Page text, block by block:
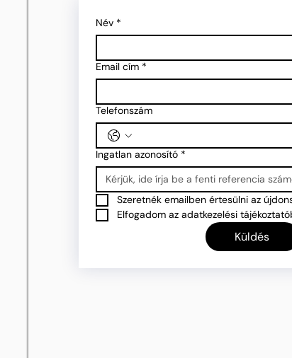
Név *
Email cím *
Telefonszám
Ingatlan azonosító *
Szeretnék emailben értesülni az
Elfogadom az adatkezelési
Küldés